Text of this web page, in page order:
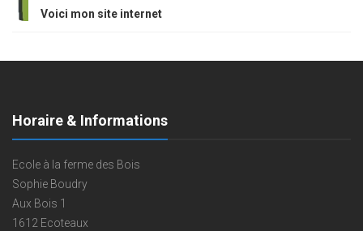
Voici mon site internet
Horaire & Informations
Ecole à la ferme des Bois
Sophie Boudry
Aux Bois 1
1612 Ecoteaux